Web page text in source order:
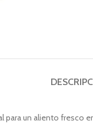
para un aliento